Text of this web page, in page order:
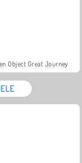
Object Great Journey